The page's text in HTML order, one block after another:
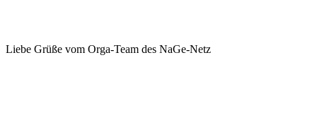
Liebe Grüße vom Orga-Team des NaGe-Netz